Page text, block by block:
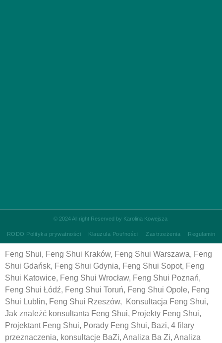
©2024 All right Reserved by Karolina Kowejsza
RODO Polityka prywatności Klauzula Poufności Zastrzeżenia Regulamin
Feng Shui, Feng Shui Kraków, Feng Shui Warszawa, Feng
Shui Gdańsk, Feng Shui Gdynia, Feng Shui Sopot, Feng
Shui Katowice, Feng Shui Wrocław, Feng Shui Poznań,
Feng Shui Łódź, Feng Shui Toruń, Feng Shui Opole, Feng
Shui Lublin, Feng Shui Rzeszów, Konsultacja Feng Shui,
Jak znaleźć konsultanta Feng Shui, Projekty Feng Shui,
Projektant Feng Shui, Porady Feng Shui, Bazi, 4 filary
przeznaczenia, konsultacje BaZi, Analiza Ba Zi, Analiza